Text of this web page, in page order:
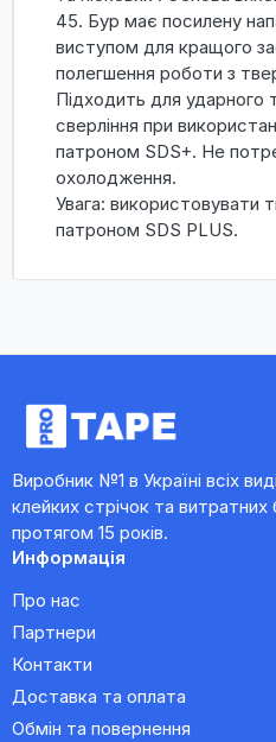
45. Бур має посилену
виступом для кращого
полегшення роботи з
Підходить для ударного
сверління при
патроном SDS+. Не
охолодження.
Увага: використовувати
патроном SDS PLUS.
Виробник №1 в Україні всіх
клейких стрічок та витратних
протягом 15 років.
Информація
Про нас
Партнери
Контакти
Доставка та оплата
Обмін та повернення